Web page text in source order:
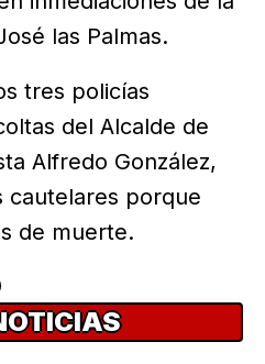
las Palmas.
tres policías
del Alcalde de
Alfredo González,
cautelares porque
de muerte.